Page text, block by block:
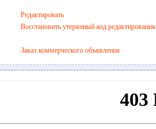
Редактировать
Восстановить утерянный код редактирования
Заказ коммерческого объявления